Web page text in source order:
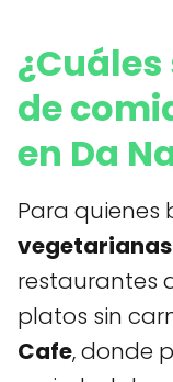
de
en Da
Para quienes
vegetarianas
restaurantes
platos sin
Cafe, donde